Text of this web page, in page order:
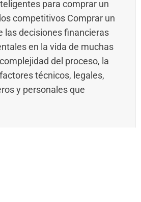
para comprar un
competitivos Comprar un
las decisiones financieras
en la vida de muchas
del proceso, la
técnicos, legales,
y personales que